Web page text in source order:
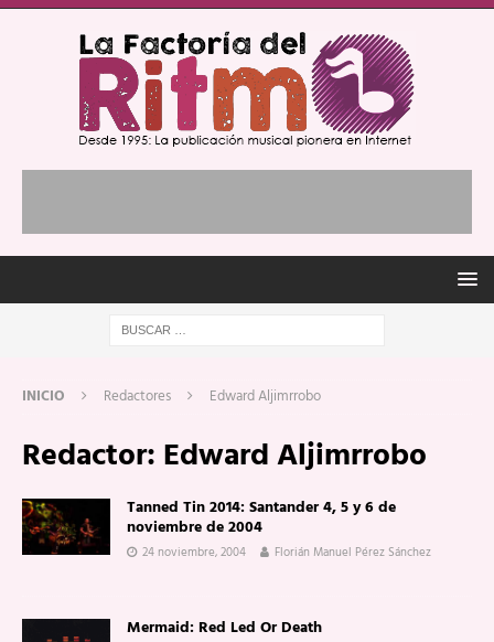
INICIO Redactores Edward Aljimrrobo
Redactor: Edward Aljimrrobo
Tanned Tin 2014: Santander 4, 5 y 6 de
noviembre de 2004
24 noviembre, 2004 Florián Manuel Pérez Sánchez
Mermaid: Red Led Or Death